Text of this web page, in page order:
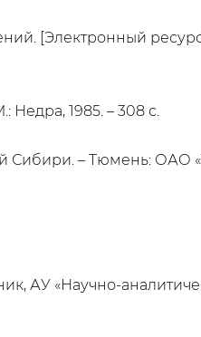
[Электронный
Недра, 1985. – 308 с.
Сибири. – Тюмень: ОАО
АУ «Научно-